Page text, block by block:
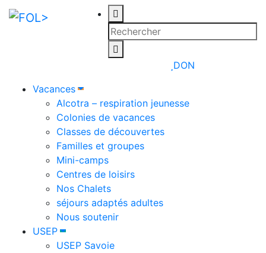
DON
Vacances
Alcotra – respiration jeunesse
Colonies de vacances
Classes de découvertes
Familles et groupes
Mini-camps
Centres de loisirs
Nos Chalets
séjours adaptés adultes
Nous soutenir
USEP
USEP Savoie